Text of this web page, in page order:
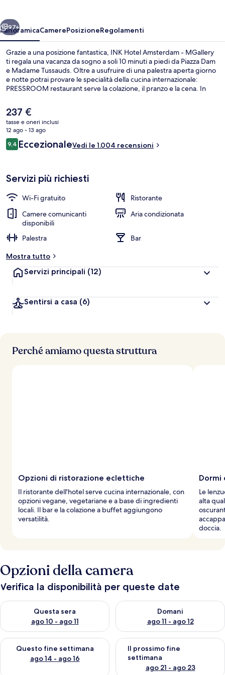
Avanti
97+
PanoramicaCamerePosizioneRegolamenti
Grazie a una posizione fantastica, INK Hotel Amsterdam - MGallery
ti regala una vacanza da sogno a soli 10 minuti a piedi da Piazza Dam
e Madame Tussauds. Oltre a usufruire di una palestra aperta giorno
e notte potrai provare le specialità della cucina internazionale:
PRESSROOM restaurant serve la colazione, il pranzo e la cena. In
un bar/lounge, una terrazza e un giardino. Gli ospiti apprezzano
molto il personale gentile e la posizione invidiabile. La struttura è a
pochi passi da Fermata Nieuwezijds Kolk, mentre Fermata del tram
Dam si trova a 5 min a piedi.
Il
prezzo
attuale
è
237 €
237 €
tasse e oneri inclusi
12 ago - 13 ago
Recensioni
9,49,4 su 10
EccezionaleVedi le 1.004 recensioni
Servizi più richiesti
Wi-Fi gratuito
Ristorante
Camere comunicanti
disponibili
Aria condizionata
Palestra
Bar
Mostra tutto
Servizi principali (12)
Sentirsi a casa (6)
Perché amiamo questa struttura
Opzioni di ristorazione eclettiche
Il ristorante dell'hotel serve cucina internazionale, con
opzioni vegane, vegetariane e a base di ingredienti
locali. Il bar e la colazione a buffet aggiungono
versatilità.
Dormi
Le
alta
doccia.
Opzioni della camera
Verifica la disponibilità per queste date
Questa sera
ago 10 - ago 11
Verifica la disponibilità per questa sera, ago 10 - ago 11
Domani
ago 11 - ago 12
Verifica la disponibilità per
Questo fine settimana
ago 14 - ago 16
Verifica la disponibilità per questo fine settimana, ago 14 -
Il prossimo fine
settimana
ago 21 - ago 23
Verifica la disponibilità per il